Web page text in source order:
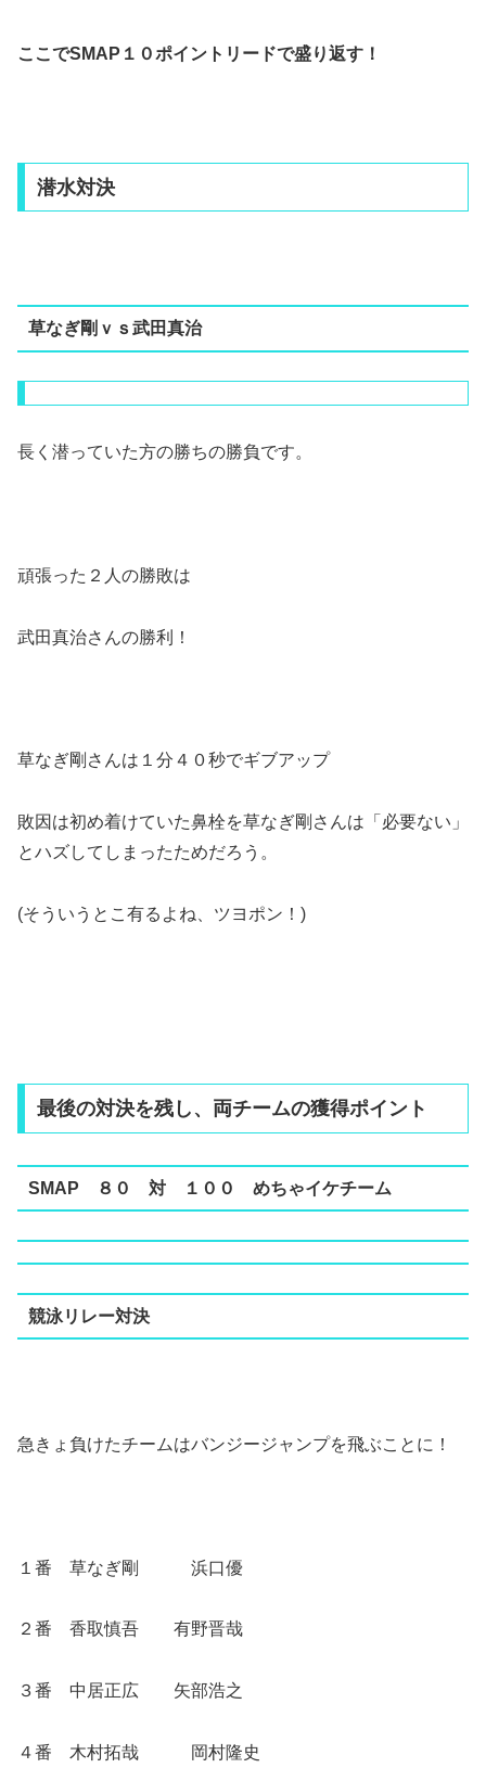
ここでSMAP１０ポイントリードで盛り返す！
潜水対決
草なぎ剛ｖｓ武田真治
長く潜っていた方の勝ちの勝負です。
頑張った２人の勝敗は
武田真治さんの勝利！
草なぎ剛さんは１分４０秒でギブアップ
敗因は初め着けていた鼻栓を草なぎ剛さんは「必要ない」
とハズしてしまったためだろう。
(そういうとこ有るよね、ツヨポン！)
最後の対決を残し、両チームの獲得ポイント
SMAP ８０ 対 １００ めちゃイケチーム
競泳リレー対決
急きょ負けたチームはバンジージャンプを飛ぶことに！
１番 草なぎ剛 浜口優
２番 香取慎吾 有野晋哉
３番 中居正広 矢部浩之
４番 木村拓哉 岡村隆史